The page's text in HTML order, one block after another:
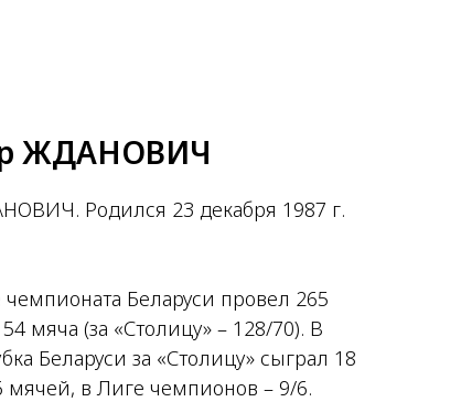
ЖДАНОВИЧ
Родился 23 декабря 1987 г.
Беларуси провел 265
мяча (за «Столицу» – 128/70). В
Беларуси за «Столицу» сыграл 18
мячей, в Лиге чемпионов – 9/6.